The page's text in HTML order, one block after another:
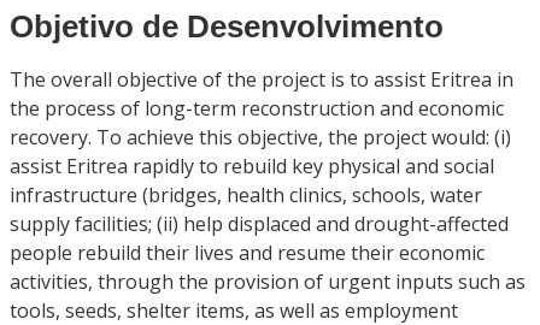
Objetivo de Desenvolvimento
The overall objective of the project is to assist Eritrea in
the process of long-term reconstruction and economic
recovery. To achieve this objective, the project would: (i)
assist Eritrea rapidly to rebuild key physical and social
infrastructure (bridges, health clinics, schools, water
supply facilities; (ii) help displaced and drought-affected
people rebuild their lives and resume their economic
activities, through the provision of urgent inputs such as
tools, seeds, shelter items, as well as employment